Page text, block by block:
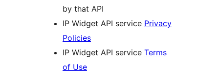
by that API
IP Widget API service Privacy
Policies
IP Widget API service Terms
of Use